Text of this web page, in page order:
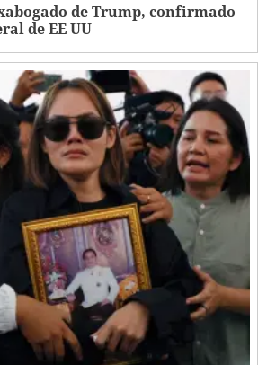
de Trump, confirmado
de EE UU